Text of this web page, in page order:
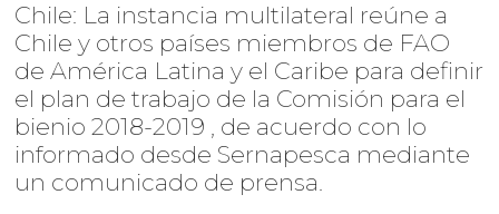
Chile: La instancia multilateral reúne a
Chile y otros países miembros de FAO
de América Latina y el Caribe para definir
el plan de trabajo de la Comisión para el
bienio 2018-2019 , de acuerdo con lo
informado desde Sernapesca mediante
un comunicado de prensa.